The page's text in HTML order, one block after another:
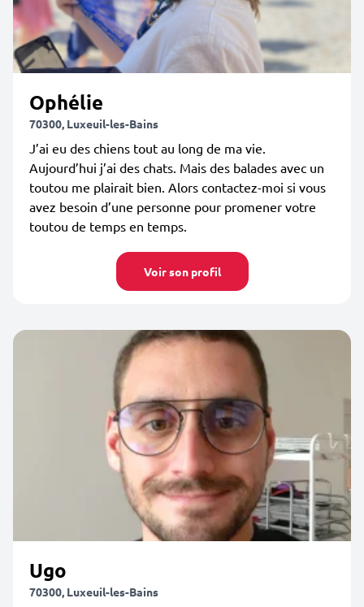
Ophélie
70300, Luxeuil-les-Bains
J’ai eu des chiens tout au long de ma vie.
Aujourd’hui j’ai des chats. Mais des balades avec un
toutou me plairait bien. Alors contactez-moi si vous
avez besoin d’une personne pour promener votre
toutou de temps en temps.
Voir son profil
Ugo
70300, Luxeuil-les-Bains